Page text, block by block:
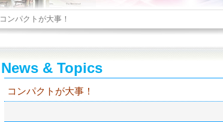
コンパクトが大事！
News & Topics
コンパクトが大事！